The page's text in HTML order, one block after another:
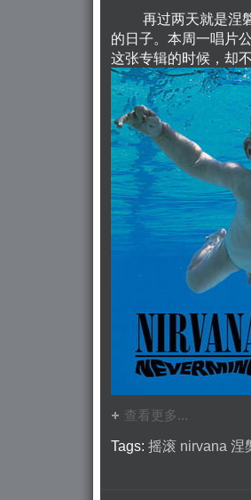
再过两天就是涅磐
的日子。本周一唱片
这张专辑的时候，却
查看更多...
Tags: 摇滚 nirvana 涅